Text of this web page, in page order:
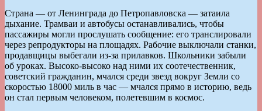
Страна — от Ленинграда до Петропавловска — затаила
дыхание. Трамваи и автобусы останавливались, чтобы
пассажиры могли прослушать сообщение: его транслировали
через репродукторы на площадях. Рабочие выключали станки,
продавщицы выбегали из-за прилавков. Школьники забыли
об уроках. Высоко-высоко над ними их соотечественник,
советский гражданин, мчался среди звезд вокруг Земли со
скоростью 18000 миль в час — мчался прямо в историю, ведь
он стал первым человеком, полетевшим в космос.